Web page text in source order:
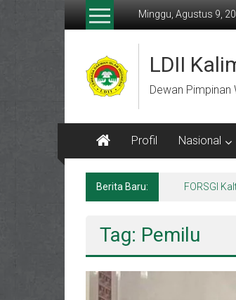
Lompat
Minggu, Agustus 9,
LDII
Dewan
Profil Nasional
Berita Baru: Menempa
Tag: Pemilu